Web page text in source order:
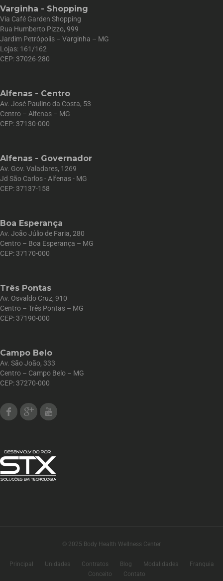
Varginha - Shopping
Via Café Garden Shopping
Rua Humberto Pizzo, 999
Jardim Petrópolis – Varginha – MG
Lojas: 161/162
CEP: 37026-280
Alfenas - Centro
Av. José Paulino da Costa, 53
Centro – Alfenas – MG
CEP: 37130-000
Alfenas - Governador
Av. Gov. Valadares, 1269
Jd São Carlos - Alfenas - MG
CEP: 37137-158
Boa Esperança
Av. João Júlio de Faria, 280
Centro – Boa Esperança – MG
CEP: 37170-000
Três Pontas
Av. Osvaldo Cruz, 910
Centro – Três Pontas – MG
CEP: 37190-000
Campo Belo
Av. São João, 333
Centro – Campo Belo – MG
CEP: 37270-000
FacebookGoogle Plus
© 2025 Body Health Wellness Center
Principal Unidades Contratos Blog Modalidades
Franquia
Conceito
Contato